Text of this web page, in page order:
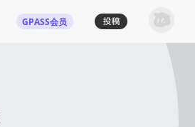
GPASS会员